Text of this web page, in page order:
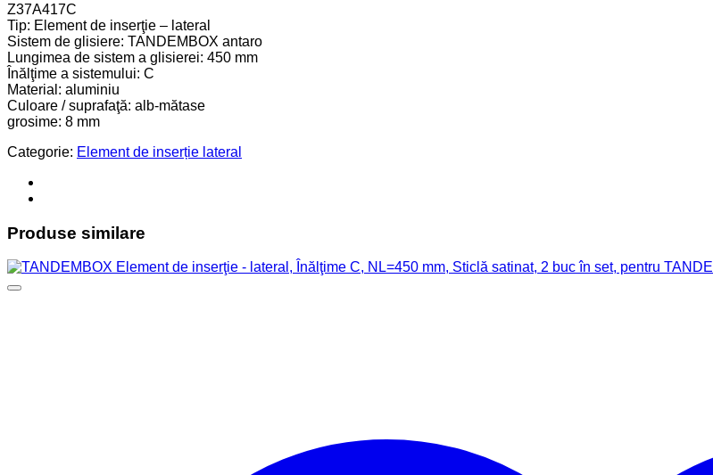
Z37A417C
Tip: Element de inserţie – lateral
Sistem de glisiere: TANDEMBOX antaro
Lungimea de sistem a glisierei: 450 mm
Înălţime a sistemului: C
Material: aluminiu
Culoare / suprafaţă: alb-mătase
grosime: 8 mm
Categorie: Element de inserție lateral
Produse similare